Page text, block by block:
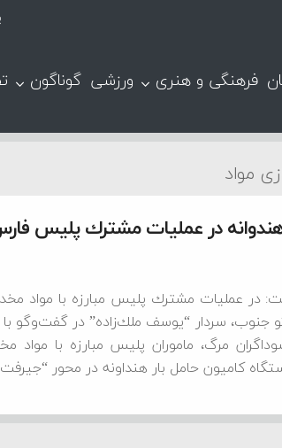
فرهنگی و هنری ورزشی گوناگون
مواد
جنوب، سردار “يوسف ملك‌زاده” در گفت‌وگو با
مرگ، ماموران پليس مبارزه با مواد
كاميون حامل بار هنداونه در محور